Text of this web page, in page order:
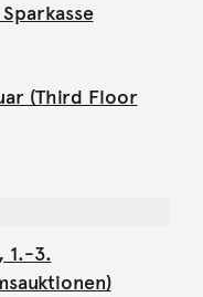
(Third Floor
1.-3.